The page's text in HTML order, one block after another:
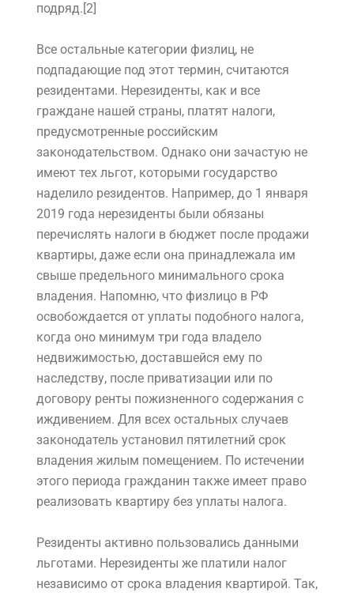
подряд.[2]
Все остальные категории физлиц, не
подпадающие под этот термин, считаются
резидентами. Нерезиденты, как и все
граждане нашей страны, платят налоги,
предусмотренные российским
законодательством. Однако они зачастую не
имеют тех льгот, которыми государство
наделило резидентов. Например, до 1 января
2019 года нерезиденты были обязаны
перечислять налоги в бюджет после продажи
квартиры, даже если она принадлежала им
свыше предельного минимального срока
владения. Напомню, что физлицо в РФ
освобождается от уплаты подобного налога,
когда оно минимум три года владело
недвижимостью, доставшейся ему по
наследству, после приватизации или по
договору ренты пожизненного содержания с
иждивением. Для всех остальных случаев
законодатель установил пятилетний срок
владения жилым помещением. По истечении
этого периода гражданин также имеет право
реализовать квартиру без уплаты налога.
Резиденты активно пользовались данными
льготами. Нерезиденты же платили налог
независимо от срока владения квартирой. Так,